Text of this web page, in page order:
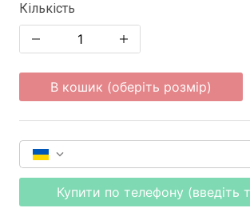
Кількість
В кошик (оберіть розмір)
Купити по телефону (введіть